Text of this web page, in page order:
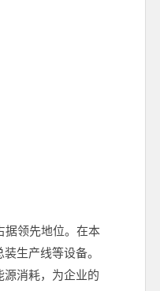
据领先地位。在本
生产线等设备。
消耗，为企业的